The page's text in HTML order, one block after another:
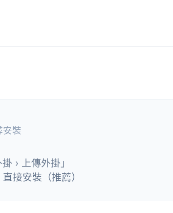
安裝
› 上傳外掛」
接安裝（推薦）